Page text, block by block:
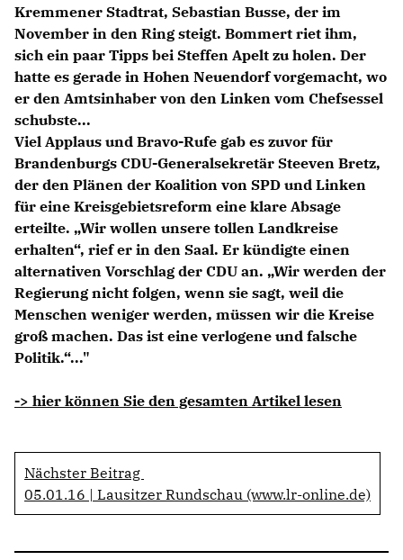
Kremmener Stadtrat, Sebastian Busse, der im
November in den Ring steigt. Bommert riet ihm,
sich ein paar Tipps bei Steffen Apelt zu holen. Der
hatte es gerade in Hohen Neuendorf vorgemacht, wo
er den Amtsinhaber von den Linken vom Chefsessel
schubste...
Viel Applaus und Bravo-Rufe gab es zuvor für
Brandenburgs CDU-Generalsekretär Steeven Bretz,
der den Plänen der Koalition von SPD und Linken
für eine Kreisgebietsreform eine klare Absage
erteilte. „Wir wollen unsere tollen Landkreise
erhalten“, rief er in den Saal. Er kündigte einen
alternativen Vorschlag der CDU an. „Wir werden der
Regierung nicht folgen, wenn sie sagt, weil die
Menschen weniger werden, müssen wir die Kreise
groß machen. Das ist eine verlogene und falsche
Politik.“..."
-> hier können Sie den gesamten Artikel lesen
Nächster Beitrag
05.01.16 | Lausitzer Rundschau (www.lr-online.de)